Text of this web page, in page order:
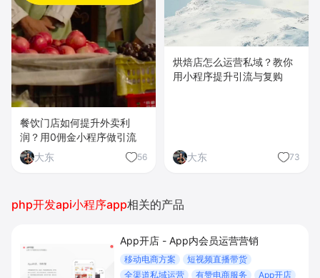
餐饮门店如何提升外卖利
润？用0佣金小程序做引流
大东
56
烘焙店怎么运营私域？教你
用小程序提升引流与复购
大东 73
php开发api小程序app相关的产品
App开店 - App内会员运营营销
移动电商方案
短视频直播带货
全渠道私域运营
有赞电商服务
App开店